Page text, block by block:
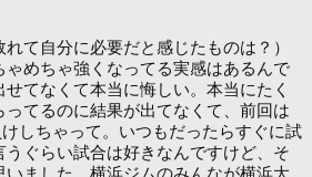
れて自分に必要だと感じたものは？）
めちゃ強くなってる実感はあるんで
てなくて本当に悔しい。本当にたく
ってるのに結果が出てなくて、前回は
しちゃって。いつもだったらすぐに試
ぐらい試合は好きなんですけど、そ